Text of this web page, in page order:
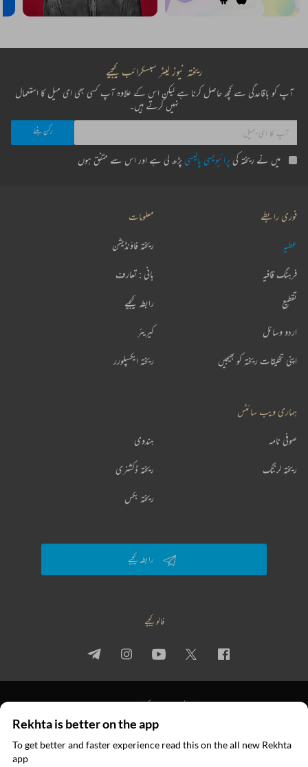
ریختہ نیوز لیٹر سبسکرائب کیجیے
آپ کو باقاعدگی سے کچھ حاصل کرنا ہے لیکن اس کے علاوہ آپ کسی بھی ای میل کا استعمال
نہیں کرتے ہیں۔
میں نے ریختہ کی پرائیویسی پالیسی پڑھ لی ہے اور اس سے متفق ہوں
فوری رابطے
عطیہ
فرہنگ قافیہ
تقطیع
اردو وسائل
اپنی تخلیقات ریختہ کو بھیجیں
معلومات
ریختہ فاؤنڈیشن
بانی : تعارف
رابطہ کیجیے
کیریئر
ریختہ ایکسپلورر
ہماری ویب سائٹس
ہندوی صوفی نامہ
ریختہ ڈکشنری ریختہ لرننگ
ریختہ بکس
رابطہ کیجیے
فالو کیجیے
© 2026 Rekhta™ Foundation. All rights reserved.
Rekhta is better on the app
To get better and faster experience read this on the all new Rekhta
app